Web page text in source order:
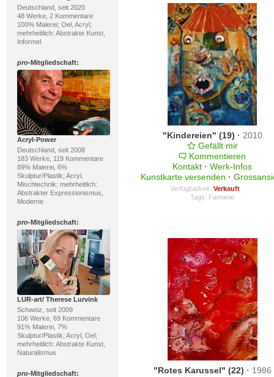
Deutschland, seit 2020
48 Werke, 2 Kommentare
100% Malerei; Oel, Acryl;
mehrheitlich: Abstrakte Kunst,
Informel
pro-Mitgliedschaft:
Acryl-Power
Deutschland, seit 2008
183 Werke, 119 Kommentare
89% Malerei, 6%
Skulptur/Plastik; Acryl,
Mischtechnik; mehrheitlich:
Abstrakter Expressionismus,
Moderne
pro-Mitgliedschaft:
LUR-art/ Therese Lurvink
Schweiz, seit 2009
106 Werke, 69 Kommentare
91% Malerei, 7%
Skulptur/Plastik; Acryl, Oel;
mehrheitlich: Abstrakte Kunst,
Naturalismus
pro-Mitgliedschaft:
"Kindereien" (19) · 2010
Gefällt mir
Kommentieren
Kontakt · Werk-Infos
Kunstkarte versenden ·
Verfügbarkeit: Verkauft
Tags: Fantasie
"Rotes Karussel" (22) · 1986